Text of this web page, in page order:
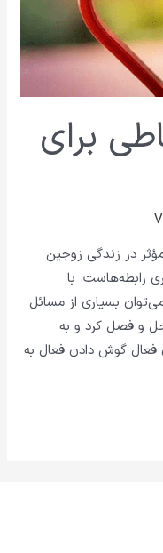
برای
در زندگی زوجین
رابطه‌هاست. با
بسیاری از مسائل
حل و فصل کرد و به
گوش دادن فعال به